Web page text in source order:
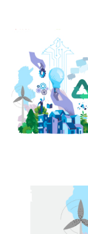
Atelier de
modèle de